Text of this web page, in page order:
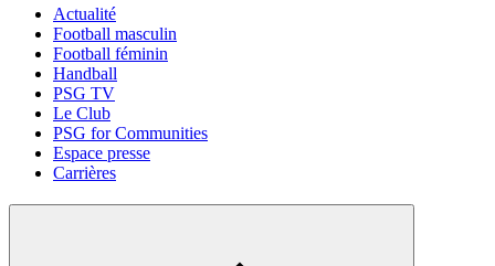
Actualité
Football masculin
Football féminin
Handball
PSG TV
Le Club
PSG for Communities
Espace presse
Carrières